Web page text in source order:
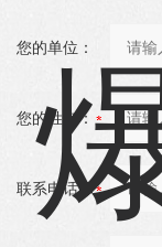
您的单位：
您的姓名：
联系电话：